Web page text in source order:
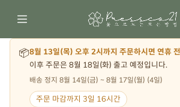
📦8월 13일(목) 오후 2시까지 주문하시면 연휴
이후 주문은 8월 18일(화) 출고 예정입니다.
배송 정지 8월 14일(금) ~ 8월 17일(월) (4일)
주문 마감까지 3일 16시간